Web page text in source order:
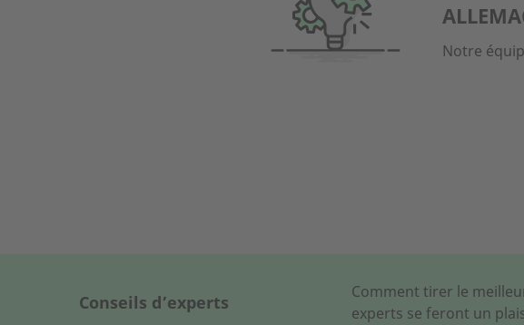
Notre
Conseils d’experts
Comment tirer le
experts se feront un